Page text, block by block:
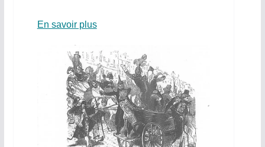
En savoir plus